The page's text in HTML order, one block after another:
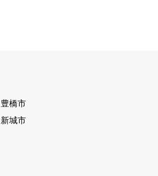
豊橋市
新城市